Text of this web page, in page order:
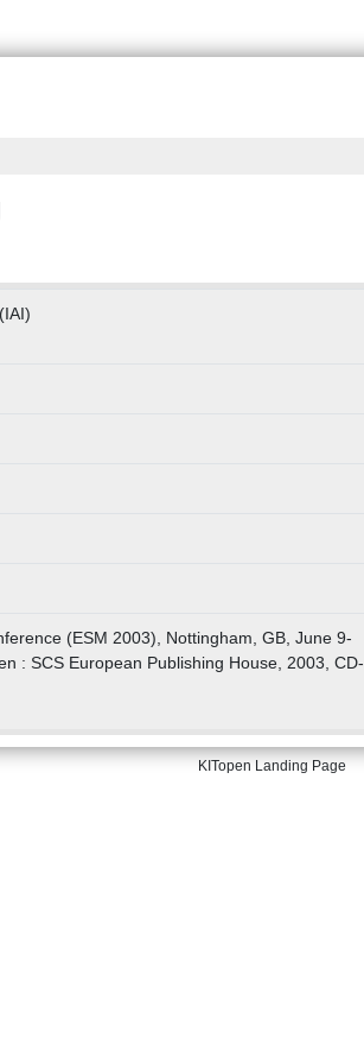
(ESM 2003), Nottingham, GB, June 9-
: SCS European Publishing House, 2003, CD-
KITopen Landing Page